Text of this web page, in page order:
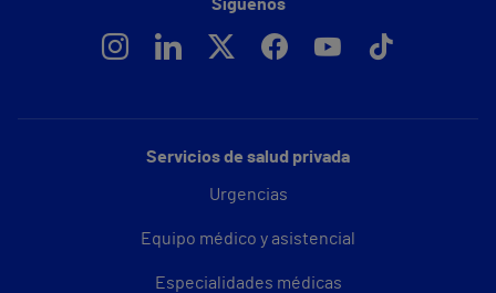
Servicios de salud privada
Urgencias
Equipo médico y asistencial
Especialidades médicas
Síguenos